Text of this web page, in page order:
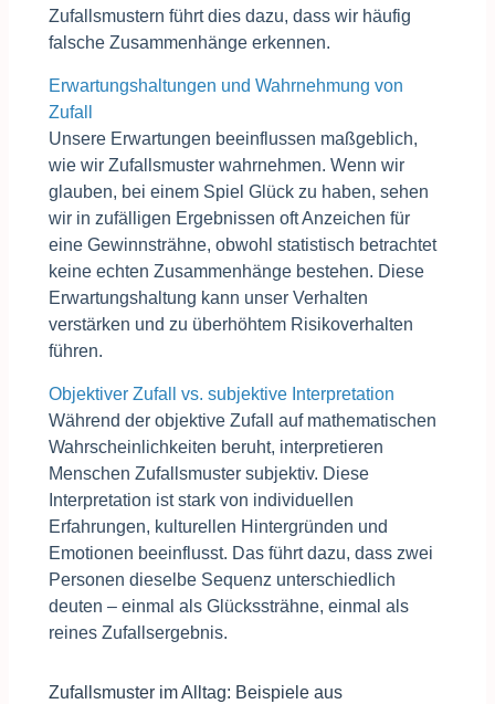
Zufallsmustern führt dies dazu, dass wir häufig
falsche Zusammenhänge erkennen.
Erwartungshaltungen und Wahrnehmung von
Zufall
Unsere Erwartungen beeinflussen maßgeblich,
wie wir Zufallsmuster wahrnehmen. Wenn wir
glauben, bei einem Spiel Glück zu haben, sehen
wir in zufälligen Ergebnissen oft Anzeichen für
eine Gewinnsträhne, obwohl statistisch betrachtet
keine echten Zusammenhänge bestehen. Diese
Erwartungshaltung kann unser Verhalten
verstärken und zu überhöhtem Risikoverhalten
führen.
Objektiver Zufall vs. subjektive Interpretation
Während der objektive Zufall auf mathematischen
Wahrscheinlichkeiten beruht, interpretieren
Menschen Zufallsmuster subjektiv. Diese
Interpretation ist stark von individuellen
Erfahrungen, kulturellen Hintergründen und
Emotionen beeinflusst. Das führt dazu, dass zwei
Personen dieselbe Sequenz unterschiedlich
deuten – einmal als Glückssträhne, einmal als
reines Zufallsergebnis.
Zufallsmuster im Alltag: Beispiele aus